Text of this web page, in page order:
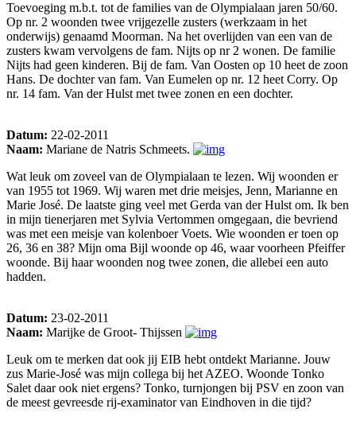
Toevoeging m.b.t. tot de families van de Olympialaan jaren 50/60.
Op nr. 2 woonden twee vrijgezelle zusters (werkzaam in het
onderwijs) genaamd Moorman. Na het overlijden van een van de
zusters kwam vervolgens de fam. Nijts op nr 2 wonen. De familie
Nijts had geen kinderen. Bij de fam. Van Oosten op 10 heet de zoon
Hans. De dochter van fam. Van Eumelen op nr. 12 heet Corry. Op
nr. 14 fam. Van der Hulst met twee zonen en een dochter.
Datum: 22-02-2011
Naam: Mariane de Natris Schmeets.
Wat leuk om zoveel van de Olympialaan te lezen. Wij woonden er
van 1955 tot 1969. Wij waren met drie meisjes, Jenn, Marianne en
Marie José. De laatste ging veel met Gerda van der Hulst om. Ik ben
in mijn tienerjaren met Sylvia Vertommen omgegaan, die bevriend
was met een meisje van kolenboer Voets. Wie woonden er toen op
26, 36 en 38? Mijn oma Bijl woonde op 46, waar voorheen Pfeiffer
woonde. Bij haar woonden nog twee zonen, die allebei een auto
hadden.
Datum: 23-02-2011
Naam: Marijke de Groot- Thijssen
Leuk om te merken dat ook jij EIB hebt ontdekt Marianne. Jouw
zus Marie-José was mijn collega bij het AZEO. Woonde Tonko
Salet daar ook niet ergens? Tonko, turnjongen bij PSV en zoon van
de meest gevreesde rij-examinator van Eindhoven in die tijd?